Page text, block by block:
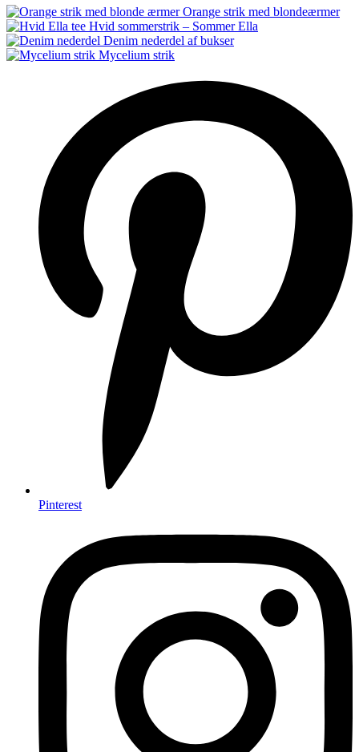
Orange strik med blondeærmer
Hvid sommerstrik – Sommer Ella
Denim nederdel af bukser
Mycelium strik
Pinterest